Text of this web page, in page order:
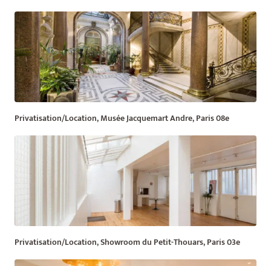
Privatisation/Location, Musée Jacquemart Andre, Paris 08e
Privatisation/Location, Showroom du Petit-Thouars, Paris 03e